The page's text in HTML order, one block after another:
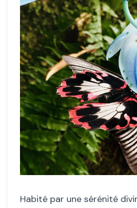
Habité par une sérénité